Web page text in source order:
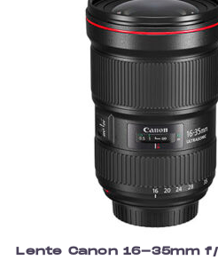
Lente Canon 16-35mm f/